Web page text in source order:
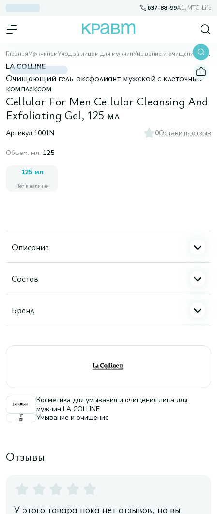
637-88-99A1, МТС, Life
ГлавнаяМужчинамУход за лицом для мужчинУмывание и очищение Cellular For Men Cellular Cleansing And Exfoliating Gel, 125 мл
LA COLLINE
Очищающий гель-эксфолиант мужской с клеточным
комплексом
Cellular For Men Cellular Cleansing And
Exfoliating Gel, 125 мл
Артикул:1001N 0Оставить отзыв
Объем, мл: 125
125 мл
Нет в наличии
Описание
Состав
Бренд
Косметика для умывания и очищения лица для
мужчин LA COLLINE
Умывание и очищение
Отзывы
У этого товара пока нет отзывов, но вы